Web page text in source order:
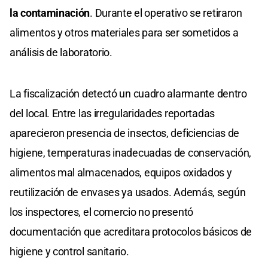
la contaminación. Durante el operativo se retiraron
alimentos y otros materiales para ser sometidos a
análisis de laboratorio.
La fiscalización detectó un cuadro alarmante dentro
del local. Entre las irregularidades reportadas
aparecieron presencia de insectos, deficiencias de
higiene, temperaturas inadecuadas de conservación,
alimentos mal almacenados, equipos oxidados y
reutilización de envases ya usados. Además, según
los inspectores, el comercio no presentó
documentación que acreditara protocolos básicos de
higiene y control sanitario.